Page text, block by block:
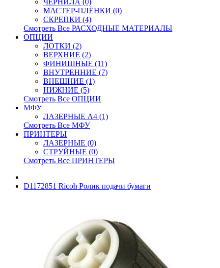
ЧЕРНИЛА (0)
МАСТЕР-ПЛЁНКИ (0)
СКРЕПКИ (4)
Смотреть Все РАСХОДНЫЕ МАТЕРИАЛЫ
ОПЦИИ
ЛОТКИ (2)
ВЕРХНИЕ (2)
ФИНИШНЫЕ (11)
ВНУТРЕННИЕ (7)
ВНЕШНИЕ (1)
НИЖНИЕ (5)
Смотреть Все ОПЦИИ
МФУ
ЛАЗЕРНЫЕ A4 (1)
Смотреть Все МФУ
ПРИНТЕРЫ
ЛАЗЕРНЫЕ (0)
СТРУЙНЫЕ (0)
Смотреть Все ПРИНТЕРЫ
D1172851 Ricoh Ролик подачи бумаги